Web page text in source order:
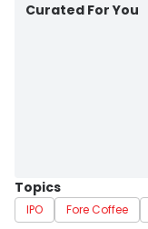
Curated For You
Topics
IPO Fore Coffee